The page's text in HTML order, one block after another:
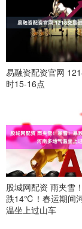
易融资配资官网
时15-16点
股城网配资 雨夹雪
跌14℃！春运期间
温坐上过山车